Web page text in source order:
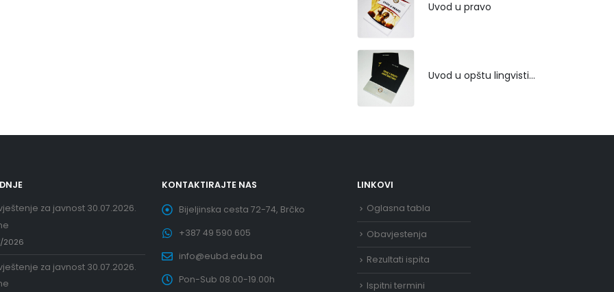
Uvod u pravo
Uvod u opštu lingvistiku
za javnost 30.07.2026.
2026
za javnost 30.07.2026.
KONTAKTIRAJTE NAS
Bijeljinska cesta 72-74, Brčko
+387 49 590 605
info@eubd.edu.ba
Pon-Sub 08.00-19.00h
LINKOVI
Oglasna tabla
Obavjestenja
Rezultati ispita
Ispitni termini